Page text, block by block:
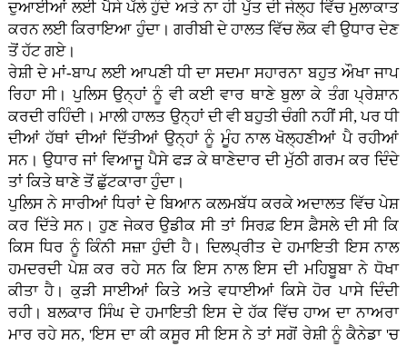
ਦੁਆਈਆਂ ਲਈ ਪੈਸੇ ਪੱਲੇ ਹੁੰਦੇ ਅਤੇ ਨਾ ਹੀ ਪੁੱਤ ਦੀ ਜੇਲ੍ਹ ਵਿੱਚ ਮੁਲਾਕਾਤ
ਕਰਨ ਲਈ ਕਿਰਾਇਆ ਹੁੰਦਾ। ਗਰੀਬੀ ਦੇ ਹਾਲਤ ਵਿੱਚ ਲੋਕ ਵੀ ਉਧਾਰ ਦੇਣ
ਤੋਂ ਹੱਟ ਗਏ।
ਰੇਸ਼ੀ ਦੇ ਮਾਂ-ਬਾਪ ਲਈ ਆਪਣੀ ਧੀ ਦਾ ਸਦਮਾ ਸਹਾਰਨਾ ਬਹੁਤ ਔਖਾ ਜਾਪ
ਰਿਹਾ ਸੀ। ਪੁਲਿਸ ਉਨ੍ਹਾਂ ਨੂੰ ਵੀ ਕਈ ਵਾਰ ਥਾਣੇ ਬੁਲਾ ਕੇ ਤੰਗ ਪ੍ਰੇਸ਼ਾਨ
ਕਰਦੀ ਰਹਿੰਦੀ। ਮਾਲੀ ਹਾਲਤ ਉਨ੍ਹਾਂ ਦੀ ਵੀ ਬਹੁਤੀ ਚੰਗੀ ਨਹੀਂ ਸੀ, ਪਰ ਧੀ
ਦੀਆਂ ਹੱਥਾਂ ਦੀਆਂ ਦਿੱਤੀਆਂ ਉਨ੍ਹਾਂ ਨੂੰ ਮੂੰਹ ਨਾਲ ਖੋਲ੍ਹਣੀਆਂ ਪੈ ਰਹੀਆਂ
ਸਨ। ਉਧਾਰ ਜਾਂ ਵਿਆਜੂ ਪੈਸੇ ਫੜ ਕੇ ਥਾਣੇਦਾਰ ਦੀ ਮੁੱਠੀ ਗਰਮ ਕਰ ਦਿੰਦੇ
ਤਾਂ ਕਿਤੇ ਥਾਣੇ ਤੋਂ ਛੁੱਟਕਾਰਾ ਹੁੰਦਾ।
ਪੁਲਿਸ ਨੇ ਸਾਰੀਆਂ ਧਿਰਾਂ ਦੇ ਬਿਆਨ ਕਲਮਬੱਧ ਕਰਕੇ ਅਦਾਲਤ ਵਿੱਚ ਪੇਸ਼
ਕਰ ਦਿੱਤੇ ਸਨ। ਹੁਣ ਜੇਕਰ ਉਡੀਕ ਸੀ ਤਾਂ ਸਿਰਫ਼ ਇਸ ਫ਼ੈਸਲੇ ਦੀ ਸੀ ਕਿ
ਕਿਸ ਧਿਰ ਨੂੰ ਕਿੰਨੀ ਸਜ਼ਾ ਹੁੰਦੀ ਹੈ। ਦਿਲਪ੍ਰੀਤ ਦੇ ਹਮਾਇਤੀ ਇਸ ਨਾਲ
ਹਮਦਰਦੀ ਪੇਸ਼ ਕਰ ਰਹੇ ਸਨ ਕਿ ਇਸ ਨਾਲ ਇਸ ਦੀ ਮਹਿਬੂਬਾ ਨੇ ਧੋਖਾ
ਕੀਤਾ ਹੈ। ਕੁੜੀ ਸਾਈਆਂ ਕਿਤੇ ਅਤੇ ਵਧਾਈਆਂ ਕਿਸੇ ਹੋਰ ਪਾਸੇ ਦਿੰਦੀ
ਰਹੀ। ਬਲਕਾਰ ਸਿੰਘ ਦੇ ਹਮਾਇਤੀ ਇਸ ਦੇ ਹੱਕ ਵਿੱਚ ਹਾਅ ਦਾ ਨਾਅਰਾ
ਮਾਰ ਰਹੇ ਸਨ, 'ਇਸ ਦਾ ਕੀ ਕਸੂਰ ਸੀ ਇਸ ਨੇ ਤਾਂ ਸਗੋਂ ਰੇਸ਼ੀ ਨੂੰ ਕੈਨੇਡਾ 'ਚ